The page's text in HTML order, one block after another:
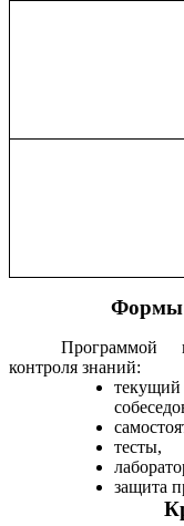
Формы
Программой
контроля знаний:
тесты,
защита